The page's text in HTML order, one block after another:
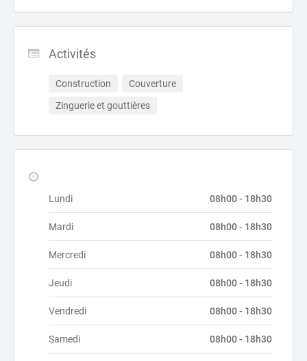
Activités
Construction
Couverture
Zinguerie et gouttières
Lundi 08h00 - 18h30
Mardi 08h00 - 18h30
Mercredi 08h00 - 18h30
Jeudi 08h00 - 18h30
Vendredi 08h00 - 18h30
Samedi 08h00 - 18h30